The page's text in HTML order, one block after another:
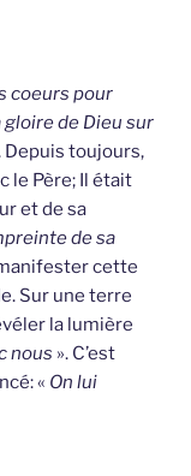
coeurs pour
de Dieu sur
Depuis toujours,
le Père; Il était
et de sa
de sa
cette
Sur une terre
la lumière
nous ». C’est
« On lui